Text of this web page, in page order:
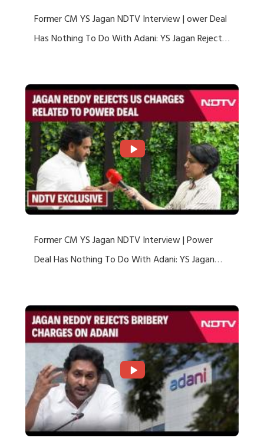
Former CM YS Jagan NDTV Interview | ower Deal
Has Nothing To Do With Adani: YS Jagan Rejects
Former CM YS Jagan NDTV Interview | Power
Deal Has Nothing To Do With Adani: YS Jagan